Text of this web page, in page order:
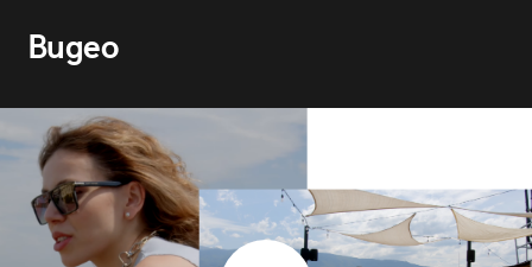
Видео